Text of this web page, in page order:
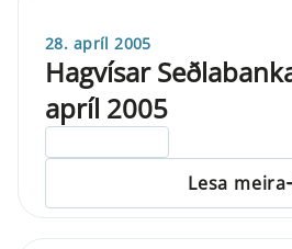
28. apríl 2005
Hagvísar
apríl 2005
Lesa meira